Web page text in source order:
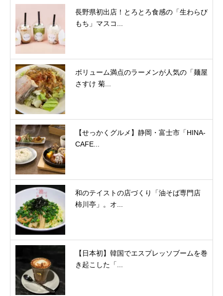
長野県初出店！とろとろ食感の「生わらび
もち」マスコ...
ボリューム満点のラーメンが人気の「麺屋
さすけ 菊...
【せっかくグルメ】静岡・富士市「HINA-
CAFE...
和のテイストの店づくり「油そば専門店
柿川亭」。オ...
【日本初】韓国でエスプレッソブームを巻
き起こした「...